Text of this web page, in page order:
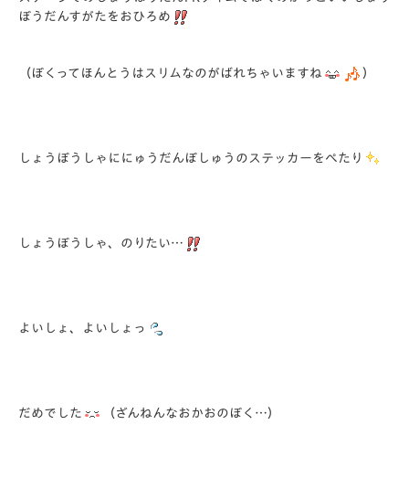
ぼうだんすがたをおひろめ
（ぼくってほんとうはスリムなのがばれちゃいますね ）
しょうぼうしゃににゅうだんぼしゅうのステッカーをぺたり
しょうぼうしゃ、のりたい…
よいしょ、よいしょっ
だめでした （ざんねんなおかおのぼく…）